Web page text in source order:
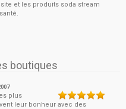
et les produits soda stream
boutiques
plus
leur bonheur avec des